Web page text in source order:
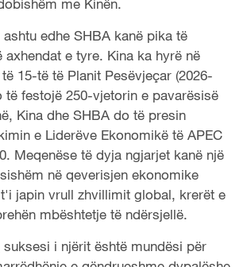
me Kinën.
edhe SHBA kanë pika të
axhendat e tyre. Kina ka hyrë në
15-të të Planit Pesëvjeçar (2026-
të festojë 250-vjetorin e pavarësisë
Kina dhe SHBA do të presin
e Liderëve Ekonomikë të APEC
Meqenëse të dyja ngjarjet kanë një
në qeverisjen ekonomike
japin vrull zhvillimit global, krerët e
mbështetje të ndërsjellë.
suksesi i njërit është mundësi për